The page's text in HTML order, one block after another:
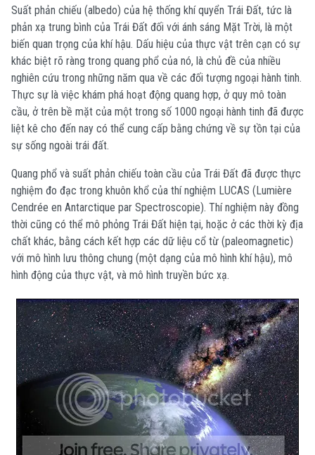
Suất phản chiếu (albedo) của hệ thống khí quyển Trái Đất, tức là
phản xạ trung bình của Trái Đất đối với ánh sáng Mặt Trời, là một
biến quan trọng của khí hậu. Dấu hiệu của thực vật trên cạn có sự
khác biệt rõ ràng trong quang phổ của nó, là chủ đề của nhiều
nghiên cứu trong những năm qua về các đối tượng ngoại hành tinh.
Thực sự là việc khám phá hoạt động quang hợp, ở quy mô toàn
cầu, ở trên bề mặt của một trong số 1000 ngoại hành tinh đã được
liệt kê cho đến nay có thể cung cấp bằng chứng về sự tồn tại của
sự sống ngoài trái đất.
Quang phổ và suất phản chiếu toàn cầu của Trái Đất đã được thực
nghiệm đo đạc trong khuôn khổ của thí nghiệm LUCAS (Lumière
Cendrée en Antarctique par Spectroscopie). Thí nghiệm này đồng
thời cũng có thể mô phỏng Trái Đất hiện tại, hoặc ở các thời kỳ địa
chất khác, bằng cách kết hợp các dữ liệu cổ từ (paleomagnetic)
với mô hình lưu thông chung (một dạng của mô hình khí hậu), mô
hình động của thực vật, và mô hình truyền bức xạ.